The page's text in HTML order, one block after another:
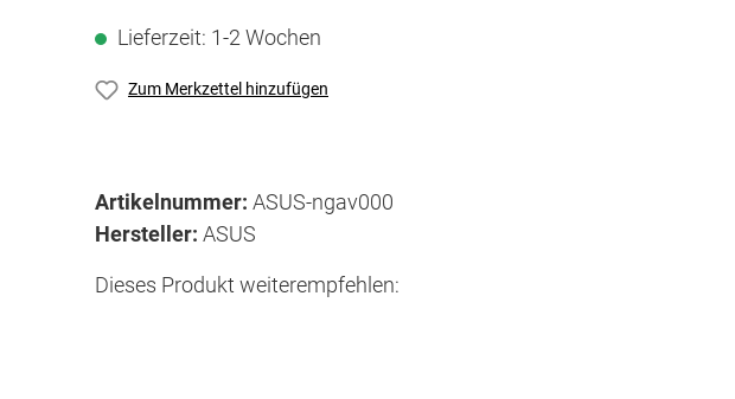
Lieferzeit: 1-2 Wochen
Zum Merkzettel hinzufügen
Artikelnummer: ASUS-ngav000
Hersteller: ASUS
Dieses Produkt weiterempfehlen: